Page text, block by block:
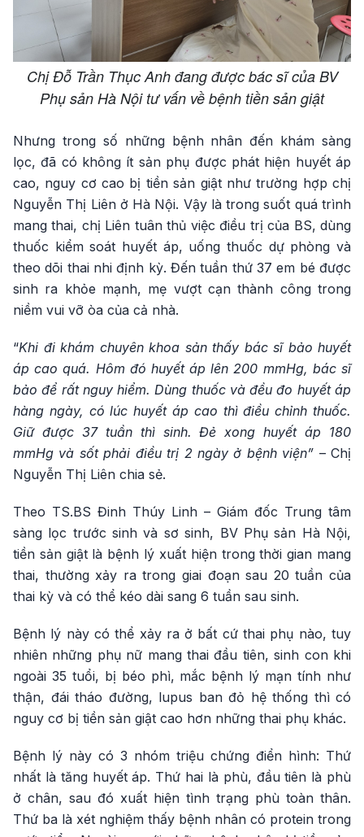
Chị Đỗ Trần Thục Anh đang được bác sĩ của BV
Phụ sản Hà Nội tư vấn về bệnh tiền sản giật
Nhưng trong số những bệnh nhân đến khám sàng
lọc, đã có không ít sản phụ được phát hiện huyết áp
cao, nguy cơ cao bị tiền sản giật như trường hợp chị
Nguyễn Thị Liên ở Hà Nội. Vậy là trong suốt quá trình
mang thai, chị Liên tuân thủ việc điều trị của BS, dùng
thuốc kiểm soát huyết áp, uống thuốc dự phòng và
theo dõi thai nhi định kỳ. Đến tuần thứ 37 em bé được
sinh ra khỏe mạnh, mẹ vượt cạn thành công trong
niềm vui vỡ òa của cả nhà.
“Khi đi khám chuyên khoa sản thấy bác sĩ bảo huyết
áp cao quá. Hôm đó huyết áp lên 200 mmHg, bác sĩ
bảo để rất nguy hiểm. Dùng thuốc và đều đo huyết áp
hàng ngày, có lúc huyết áp cao thì điều chỉnh thuốc.
Giữ được 37 tuần thì sinh. Đẻ xong huyết áp 180
mmHg và sốt phải điều trị 2 ngày ở bệnh viện” – Chị
Nguyễn Thị Liên chia sẻ.
Theo TS.BS Đinh Thúy Linh – Giám đốc Trung tâm
sàng lọc trước sinh và sơ sinh, BV Phụ sản Hà Nội,
tiền sản giật là bệnh lý xuất hiện trong thời gian mang
thai, thường xảy ra trong giai đoạn sau 20 tuần của
thai kỳ và có thể kéo dài sang 6 tuần sau sinh.
Bệnh lý này có thể xảy ra ở bất cứ thai phụ nào, tuy
nhiên những phụ nữ mang thai đầu tiên, sinh con khi
ngoài 35 tuổi, bị béo phì, mắc bệnh lý mạn tính như
thận, đái tháo đường, lupus ban đỏ hệ thống thì có
nguy cơ bị tiền sản giật cao hơn những thai phụ khác.
Bệnh lý này có 3 nhóm triệu chứng điển hình: Thứ
nhất là tăng huyết áp. Thứ hai là phù, đầu tiên là phù
ở chân, sau đó xuất hiện tình trạng phù toàn thân.
Thứ ba là xét nghiệm thấy bệnh nhân có protein trong